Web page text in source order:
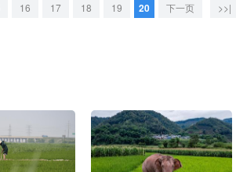
16 17 18 19 20 下一页 >>|